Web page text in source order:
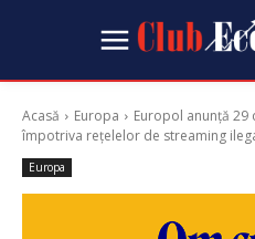
Acasă Europa
Europol anunță
împotriva rețelelor de streaming
Europa